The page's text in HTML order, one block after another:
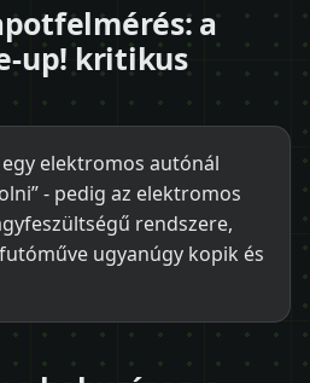
a
up! kritikus
elektromos autónál
- pedig az elektromos
rendszere,
ugyanúgy kopik és